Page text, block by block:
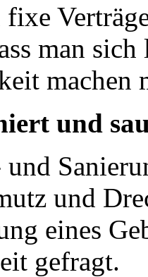
man
machen
und
und
eines
gefragt.